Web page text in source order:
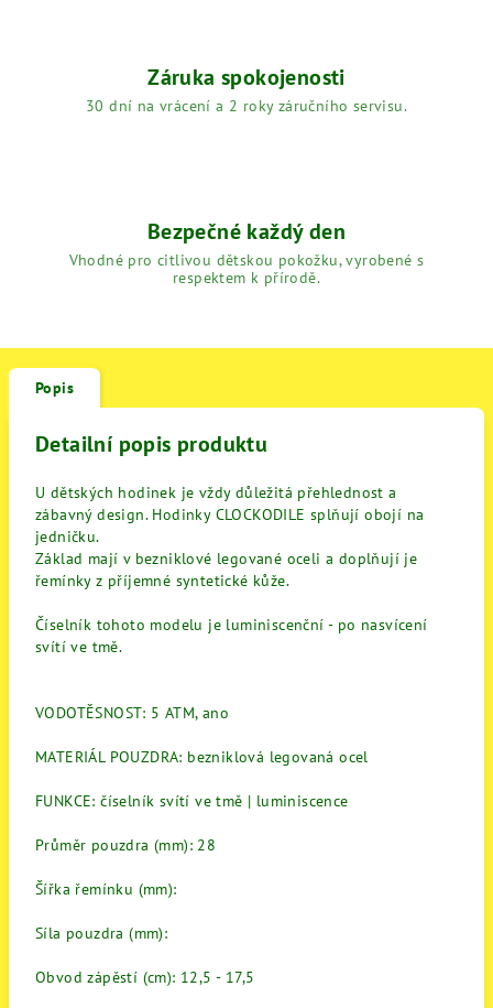
Záruka spokojenosti
30 dní na vrácení a 2 roky záručního servisu.
Bezpečné každý den
Vhodné pro citlivou dětskou pokožku, vyrobené s
respektem k přírodě.
Popis
Detailní popis produktu
U dětských hodinek je vždy důležitá přehlednost a
zábavný design. Hodinky CLOCKODILE splňují obojí na
jedničku.
Základ mají v bezniklové legované oceli a doplňují je
řemínky z příjemné syntetické kůže.
Číselník tohoto modelu je luminiscenční - po nasvícení
svítí ve tmě.
VODOTĚSNOST: 5 ATM, ano
MATERIÁL POUZDRA: bezniklová legovaná ocel
FUNKCE: číselník svítí ve tmě | luminiscence
Průměr pouzdra (mm): 28
Šířka řemínku (mm):
Síla pouzdra (mm):
Obvod zápěstí (cm): 12,5 - 17,5